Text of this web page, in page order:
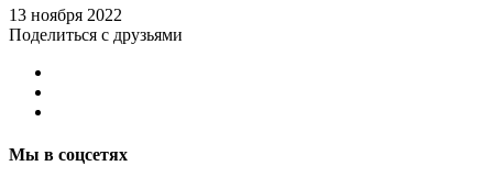
13 ноября 2022
Поделиться с друзьями
Мы в соцсетях